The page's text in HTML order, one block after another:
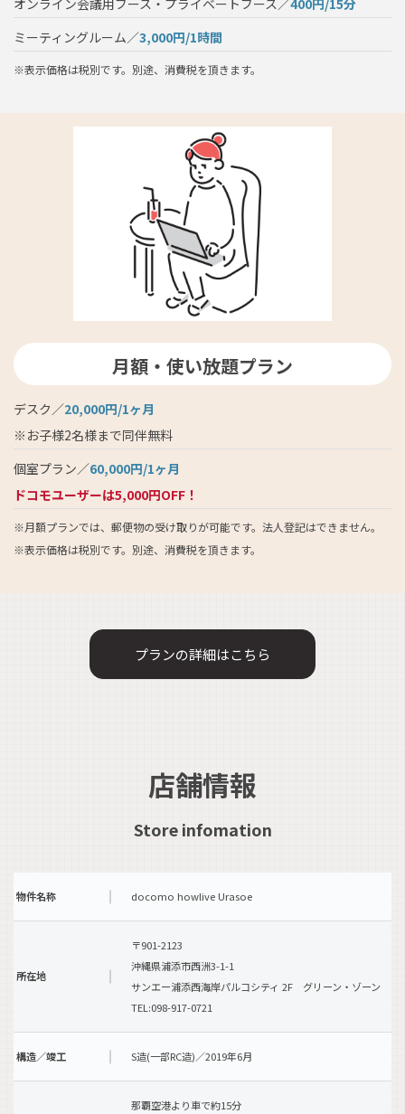
オンライン会議用ブース・プライベートブース／400円/15分
ミーティングルーム／3,000円/1時間
※表示価格は税別です。別途、消費税を頂きます。
月額・使い放題プラン
デスク／20,000円/1ヶ月
※お子様2名様まで同伴無料
個室プラン／60,000円/1ヶ月
ドコモユーザーは5,000円OFF！
※月額プランでは、郵便物の受け取りが可能です。法人登記はできません。
※表示価格は税別です。別途、消費税を頂きます。
プランの詳細はこちら
店舗情報
Store infomation
物件名称 docomo howlive Urasoe
所在地
〒901-2123
沖縄県浦添市西洲3-1-1
サンエー浦添西海岸パルコシティ 2F グリーン・ゾーン
TEL:098-917-0721
構造／竣工 S造(一部RC造)／2019年6月
那覇空港より車で約15分